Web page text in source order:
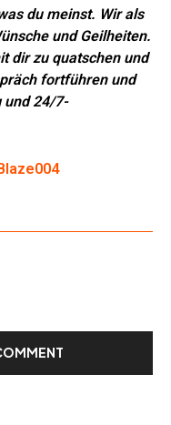
du meinst. Wir als
und Geilheiten.
dir zu quatschen und
fortführen und
und 24/7-